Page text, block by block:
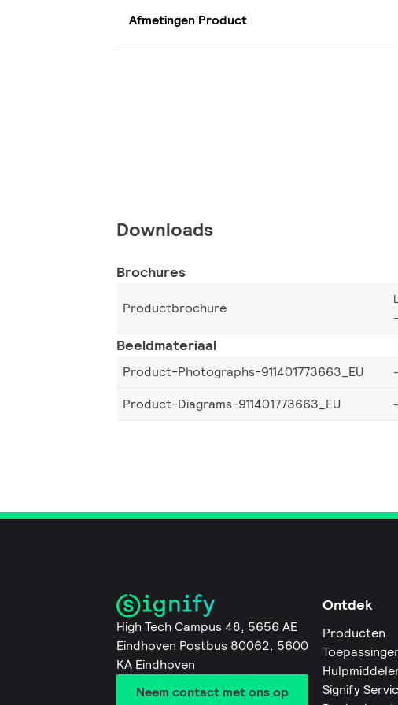
Afmetingen Product
Downloads
Brochures
Productbrochure
Beeldmateriaal
Product-Photographs-911401773663_EU
Product-Diagrams-911401773663_EU
High Tech Campus 48, 5656 AE
Eindhoven Postbus 80062, 5600
KA Eindhoven
Neem contact met ons op
Ontdek
Producten
Signify